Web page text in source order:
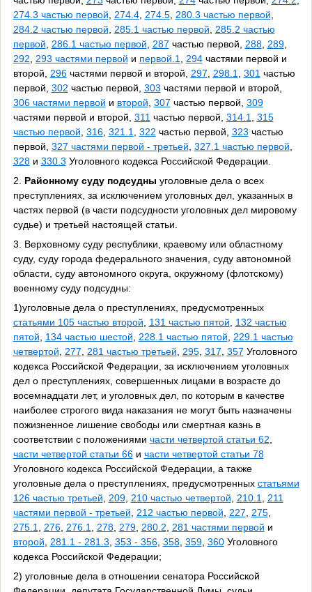
274.3 частью первой
274.4, 274.5, 280.3 частью первой
284.2 частью первой
285.1 частью первой
285.2 частью
первой
286.1 частью первой 287 частью первой, 288, 289,
292
293 частями первой и первой.1 294частями первой и
второй, 296частями первой и второй, 297 298.1 301 частью
первой, 302 частью первой, 303 частями первой и второй,
306 частями первой и второй 307 частью первой, 309
частями первой и второй, 311 частью первой, 314.1
315
частью первой 316, 321.1 322 частью первой, 323 частью
первой, 327 частями первой - третьей 327.1 частью первой
328и 330.3 Уголовного кодекса Российской Федерации.
2. Районному суду подсудны уголовные дела о всех
преступлениях, за исключением уголовных дел, указанных в
частях первой (в части подсудности уголовных дел мировому
судье) и третьей настоящей статьи.
3. Верховному суду республики, краевому или областному
суду, суду города федерального значения, суду автономной
области, суду автономного округа, окружному (флотскому)
военному суду подсудны:
1)уголовные дела о преступлениях, предусмотренных
статьями 105 частью второй
131 частью пятой
132 частью
пятой
134 частью шестой 228.1 частью пятой
229.1 частью
четвертой
277 281 частью третьей 295, 317 357 Уголовного
кодекса Российской Федерации, за исключением уголовных
дел о преступлениях, совершенных лицами в возрасте до
восемнадцати лет, и уголовных дел, по которым в качестве
наиболее строгого вида наказания не могут быть назначены
пожизненное лишение свободы или смертная казнь в
соответствии с положениями части четвертой статьи 62
части четвертой статьи 66и части четвертой статьи 78
Уголовного кодекса Российской Федерации, а также
уголовные дела о преступлениях, предусмотренных статьями
126 частью третьей
209, 210 частью четвертой 210.1
211
частями первой - третьей
212 частью первой 227 275,
275.1
276, 276.1 278, 279, 280.2 281 частями первой и
второй
281.1 - 281.3 353 - 356, 358, 359, 360Уголовного
кодекса Российской Федерации;
2) уголовные дела в отношении сенатора Российской